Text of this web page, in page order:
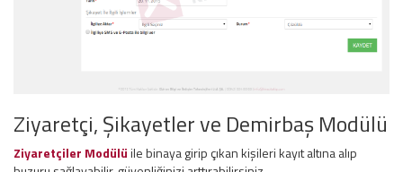
Ziyaretçi, Şikayetler ve Demirbaş Modülü
Ziyaretçiler Modülüile binaya girip çıkan kişileri kayıt altına alıp